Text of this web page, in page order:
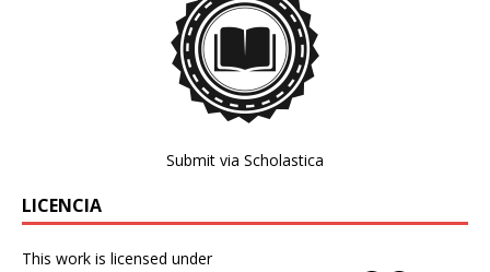
Submit via Scholastica
LICENCIA
This work is licensed under